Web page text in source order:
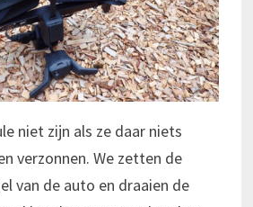
niet zijn als ze daar niets
verzonnen. We zetten de
van de auto en draaien de